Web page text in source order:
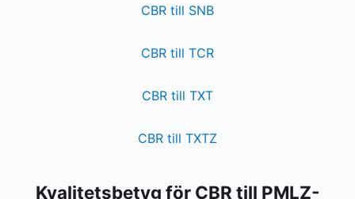
CBR till SNB
CBR till TCR
CBR till TXT
CBR till TXTZ
Kvalitetsbetyg för CBR till PMLZ-